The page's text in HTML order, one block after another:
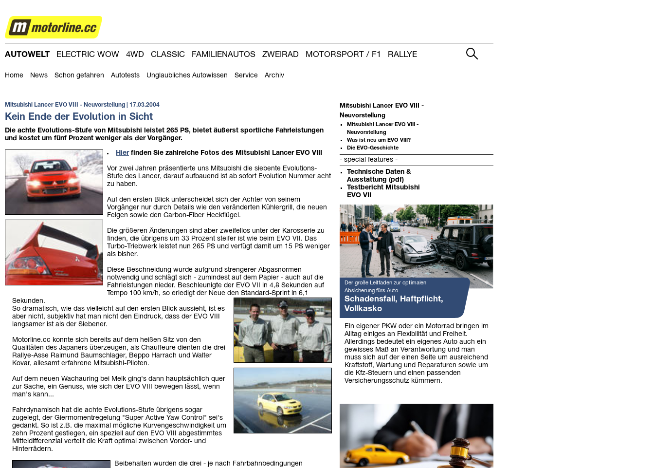
AUTOWELT
AUTOWELT
Home News Schon gefahren Autotests Unglaubliches Autowissen Service Archiv
ELECTRIC WOW 4WD CLASSIC FAMILIENAUTOS ZWEIRAD MOTORSPORT / F1
RALLYE
Mitsubishi Lancer EVO VIII - Neuvorstellung | 17.03.2004
Kein Ende der Evolution in Sicht
Die achte Evolutions-Stufe von Mitsubishi leistet 265 PS, bietet äußerst sportliche Fahrleistungen
und kostet um fünf Prozent weniger als der Vorgänger.
Hierfinden Sie zahlreiche Fotos des Mitsubishi Lancer EVO VIII
Vor zwei Jahren präsentierte uns Mitsubishi die siebente Evolutions-
Stufe des Lancer, darauf aufbauend ist ab sofort Evolution Nummer acht
zu haben.
Auf den ersten Blick unterscheidet sich der Achter von seinem
Vorgänger nur durch Details wie den veränderten Kühlergrill, die neuen
Felgen sowie den Carbon-Fiber Heckflügel.
Die größeren Änderungen sind aber zweifellos unter der Karosserie zu
finden, die übrigens um 33 Prozent steifer ist wie beim EVO VII. Das
Turbo-Triebwerk leistet nun 265 PS und verfügt damit um 15 PS weniger
als bisher.
Diese Beschneidung wurde aufgrund strengerer Abgasnormen
notwendig und schlägt sich - zumindest auf dem Papier - auch auf die
Fahrleistungen nieder. Beschleunigte der EVO VII in 4,8 Sekunden auf
Tempo 100 km/h, so erledigt der Neue den Standard-Sprint in 6,1
Sekunden.
So dramatisch, wie das vielleicht auf den ersten Blick aussieht, ist es
aber nicht, subjektiv hat man nicht den Eindruck, dass der EVO VIII
langsamer ist als der Siebener.
Motorline.cc konnte sich bereits auf dem heißen Sitz von den
Qualitäten des Japaners überzeugen, als Chauffeure dienten die drei
Rallye-Asse Raimund Baumschlager, Beppo Harrach und Walter
Kovar, allesamt erfahrene Mitsubishi-Piloten.
Auf dem neuen Wachauring bei Melk ging's dann hauptsächlich quer
zur Sache, ein Genuss, wie sich der EVO VIII bewegen lässt, wenn
man's kann...
Fahrdynamisch hat die achte Evolutions-Stufe übrigens sogar
zugelegt, der Giermomentregelung "Super Active Yaw Control" sei's
gedankt. So ist z.B. die maximal mögliche Kurvengeschwindigkeit um
zehn Prozent gestiegen, ein speziell auf den EVO VIII abgestimmtes
Mitteldifferenzial verteilt die Kraft optimal zwischen Vorder- und
Hinterrädern.
Beibehalten wurden die drei - je nach Fahrbahnbedingungen
Mitsubishi Lancer EVO VIII -
Neuvorstellung
Mitsubishi Lancer EVO VIII -
Neuvorstellung
Was ist neu am EVO VIII?
Die EVO-Geschichte
- special features -
Technische Daten &
Ausstattung (pdf)
Testbericht Mitsubishi
EVO VII
Weitere
Artikel:
Der große Leitfaden zur optimalen
Absicherung fürs Auto
Schadensfall, Haftpflicht,
Vollkasko
Ein eigener PKW oder ein Motorrad bringen im
Alltag einiges an Flexibilität und Freiheit.
Allerdings bedeutet ein eigenes Auto auch ein
gewisses Maß an Verantwortung und man
muss sich auf der einen Seite um ausreichend
Kraftstoff, Wartung und Reparaturen sowie um
die Kfz-Steuern und einen passenden
Versicherungsschutz kümmern.